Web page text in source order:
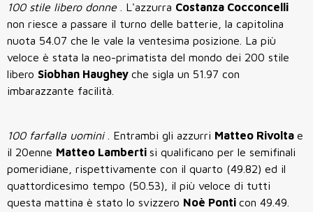
100 stile libero donne . L'azzurra Costanza Cocconcelli
non riesce a passare il turno delle batterie, la capitolina
nuota 54.07 che le vale la ventesima posizione. La più
veloce è stata la neo-primatista del mondo dei 200 stile
libero Siobhan Haughey che sigla un 51.97 con
imbarazzante facilità.
100 farfalla uomini . Entrambi gli azzurri Matteo Rivolta e
il 20enne Matteo Lamberti si qualificano per le semifinali
pomeridiane, rispettivamente con il quarto (49.82) ed il
quattordicesimo tempo (50.53), il più veloce di tutti
questa mattina è stato lo svizzero Noè Ponti con 49.49.